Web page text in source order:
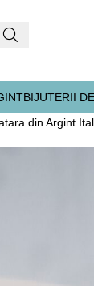
BIJUTERII
din Argint